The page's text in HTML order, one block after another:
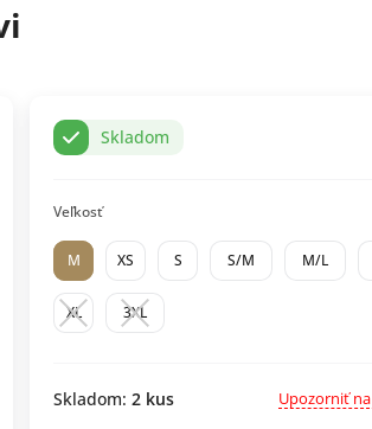
Skladom
Veľkosť
M XS S S/M M/L
XL 3XL
Skladom: 2 kus Upozorniť